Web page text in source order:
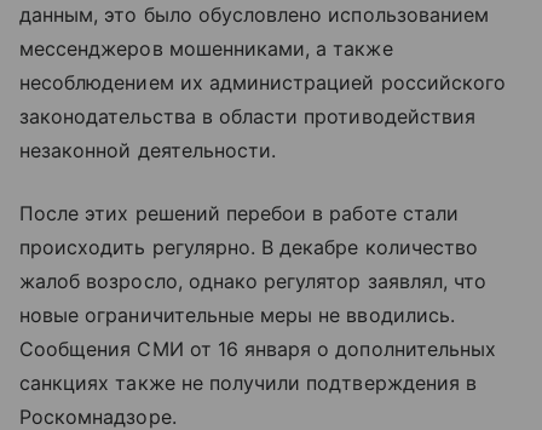
данным, это было обусловлено использованием
мессенджеров мошенниками, а также
несоблюдением их администрацией российского
законодательства в области противодействия
незаконной деятельности.
После этих решений перебои в работе стали
происходить регулярно. В декабре количество
жалоб возросло, однако регулятор заявлял, что
новые ограничительные меры не вводились.
Сообщения СМИ от 16 января о дополнительных
санкциях также не получили подтверждения в
Роскомнадзоре.